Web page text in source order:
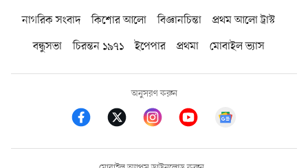
নাগরিক সংবাদ কিশোর আলো বিজ্ঞানচিন্তা
প্রথম আলো ট্রাস্ট
বন্ধুসভা
চিরন্তন ১৯৭১ ইপেপার প্রথমা মোবাইল ভ্যাস
অনুসরণ করুন